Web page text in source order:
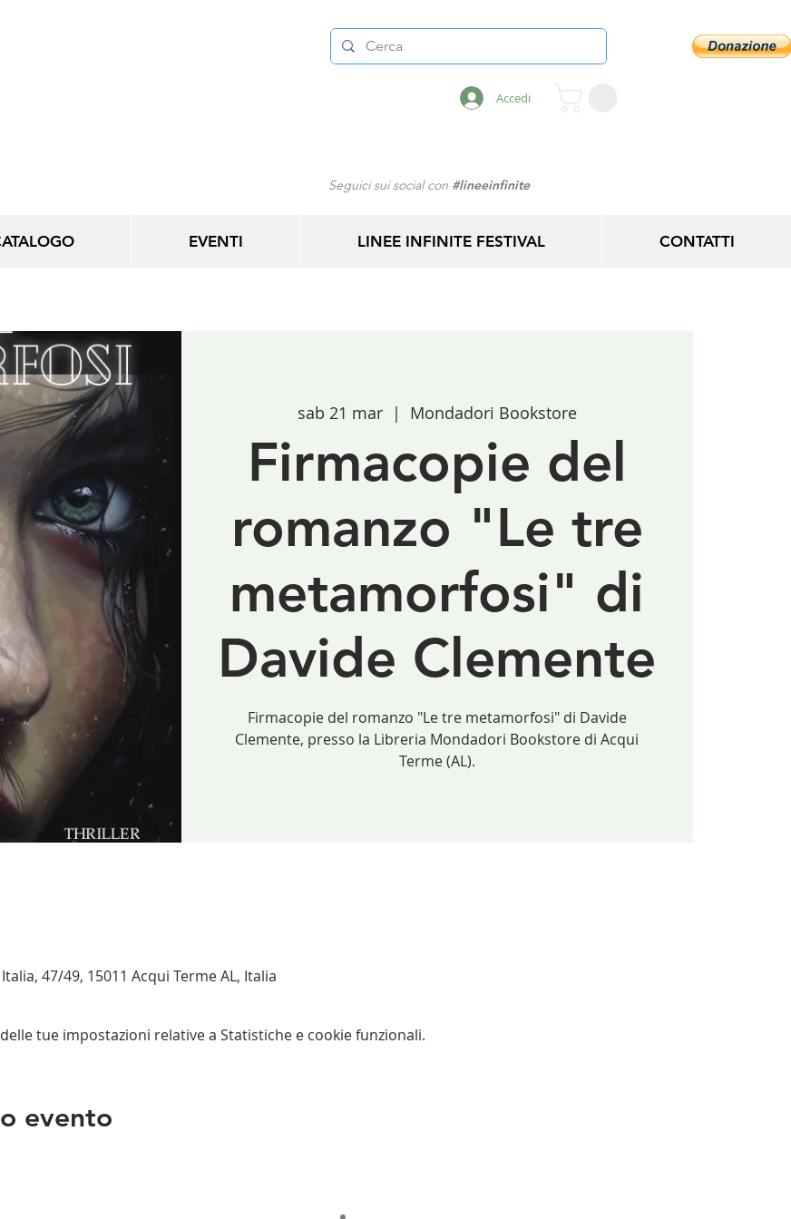
Accedi
Seguici sui social con #lineeinfinite
EVENTI LINEE INFINITE FESTIVAL CONTATTI
sab 21 mar
  |
Mondadori Bookstore
Firmacopie del
romanzo "Le tre
metamorfosi" di
Davide Clemente
Firmacopie del romanzo "Le tre metamorfosi" di Davide
Clemente, presso la Libreria Mondadori Bookstore di Acqui
Terme (AL).
47/49, 15011 Acqui Terme AL, Italia
tue impostazioni relative a Statistiche e cookie funzionali.
evento